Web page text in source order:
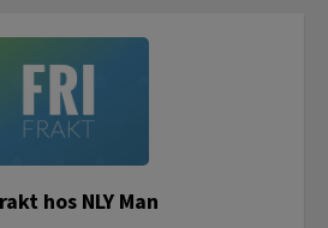
hos NLY Man